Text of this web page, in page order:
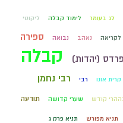
לג בעומר לימוד קבלה ליקוטי
לקריאה נאהב נבואה ספירה
פרדס (יהדות) קבלה
קרית אונו רבי רבי נחמן
קודש שערי קדושה תודעה
תניא מפורש תניא פרק ג